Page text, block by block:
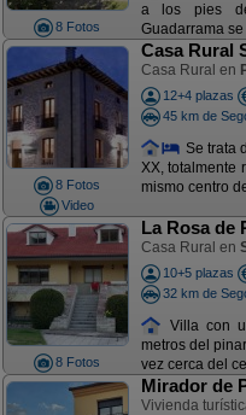
8 Fotos
a los pies
Guadarrama
8 Fotos
Video
Casa Rural
Casa Rural en
12+4 plazas
45 km de
Se trata
XX, totalmente
mismo centro
8 Fotos
La Rosa de
Casa Rural en
10+5 plazas
32 km de
Villa con
metros del
vez cerca del
Mirador de
Vivienda